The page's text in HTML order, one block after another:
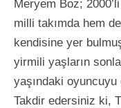
Meryem Boz;
milli takımda hem
kendisine yer
yirmili yaşların
yaşındaki
Takdir edersiniz ki,